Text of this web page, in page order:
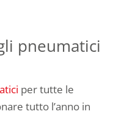
pneumatici
per tutte le
tutto l’anno in